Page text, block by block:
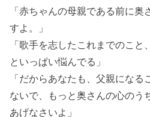
「赤ちゃんの母親である前に
すよ。」
「歌手を志したこれまでのこと
といっぱい悩んでる」
「だからあなたも、父親にな
ないで、もっと奥さんの心のう
あげなさいよ」